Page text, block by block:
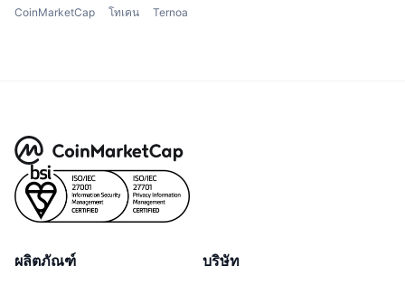
CoinMarketCap โทเคน Ternoa
ผลิตภัณฑ์ บริษัท